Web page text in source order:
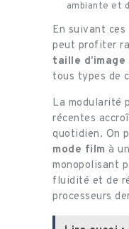
ambiante et
En suivant
peut profiter
taille d’image
tous types de
La modularité
récentes
quotidien. On
mode film à un
monopolisant
fluidité et de
processeurs